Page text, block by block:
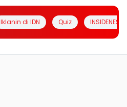
Iklanin di IDN Quiz INSIDENESIA